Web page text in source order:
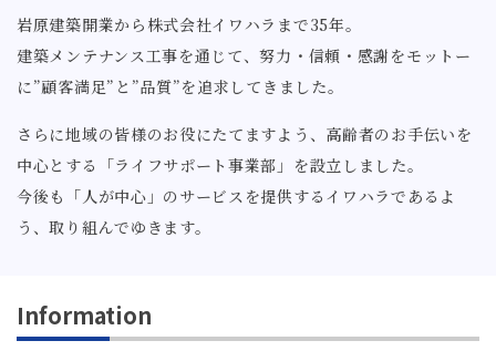
岩原建築開業から株式会社イワハラまで35年。
建築メンテナンス工事を通じて、努力・信頼・感謝をモットー
に”顧客満足”と”品質”を追求してきました。
さらに地域の皆様のお役にたてますよう、高齢者のお手伝いを
中心とする「ライフサポート事業部」を設立しました。
今後も「人が中心」のサービスを提供するイワハラであるよ
う、取り組んでゆきます。
Information